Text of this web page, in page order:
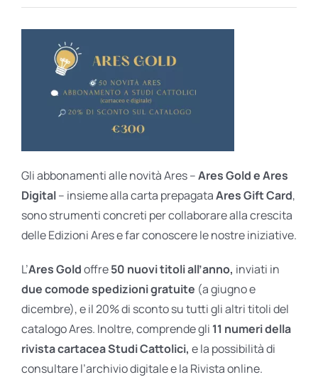
Gli abbonamenti alle novità Ares –Ares Gold e Ares
Digital– insieme alla carta prepagataAres Gift Card,
sono strumenti concreti per collaborare alla crescita
delle Edizioni Ares e far conoscere le nostre iniziative.
L’Ares Goldoffre50 nuovi titoli all’anno, inviati in
due comode spedizioni gratuite (a giugno e
dicembre), e il 20% di sconto su tutti gli altri titoli del
catalogo Ares. Inoltre, comprende gli 11 numeri della
rivista cartacea Studi Cattolici, e la possibilità di
consultare l’archivio digitale e la Rivista online.